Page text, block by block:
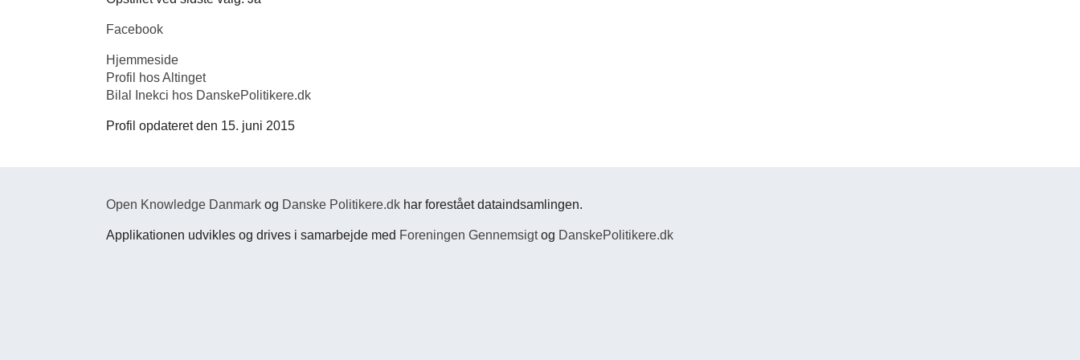
Facebook
Hjemmeside
Profil hos Altinget
Bilal Inekci hos DanskePolitikere.dk
Profil opdateret den 15. juni 2015
Open Knowledge Danmark og Danske Politikere.dk har forestået dataindsamlingen.
Applikationen udvikles og drives i samarbejde med Foreningen Gennemsigtog DanskePolitikere.dk